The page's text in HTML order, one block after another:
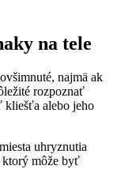
na tele
najmä ak
rozpoznať
kliešťa alebo jeho⁢
uhryznutia
‍ktorý môže byť